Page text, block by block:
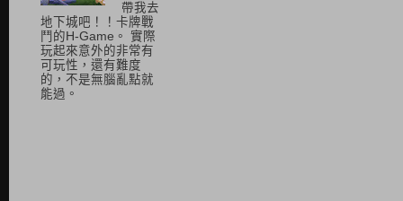
帶我去
地下城吧！！卡牌戰
鬥的H-Game。 實際
玩起來意外的非常有
可玩性，還有難度
的，不是無腦亂點就
能過。